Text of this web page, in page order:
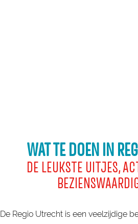
WAT TE DOEN IN
DE LEUKSTE UITJES,
De Regio Utrecht is een veelzijdige